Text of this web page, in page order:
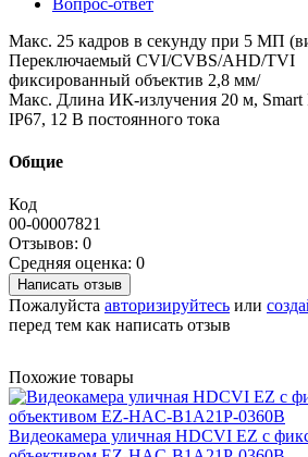
Макс. 25 кадров в секунду при 5 МП
Переключаемый CVI/CVBS/AHD/TVI
фиксированный объектив 2,8 мм/
Макс. Длина ИК-излучения 20 м, Smart
IP67, 12 В постоянного тока
Общие
Код
00-00007821
Отзывов: 0
Средняя оценка: 0
Написать отзыв
Пожалуйста авторизируйтесь или
перед тем как написать отзыв
Похожие товары
Видеокамера уличная HDCVI EZ с